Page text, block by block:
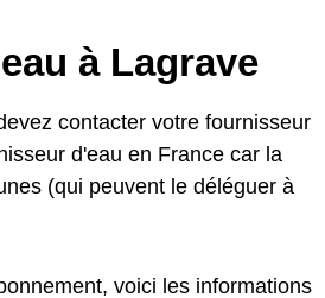
à Lagrave
contacter votre fournisseur
d'eau en France car la
(qui peuvent le déléguer à
voici les informations